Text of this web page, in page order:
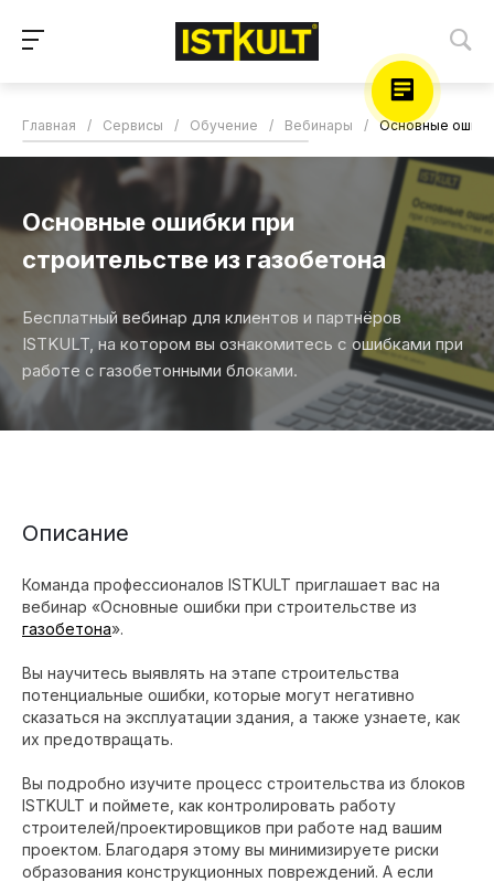
Главная / Сервисы / Обучение / Вебинары / Основные
Основные ошибки при
строительстве из газобетона
Бесплатный вебинар для клиентов и партнёров
ISTKULT, на котором вы ознакомитесь с ошибками при
работе с газобетонными блоками.
Описание
Команда профессионалов ISTKULT приглашает вас на
вебинар «Основные ошибки при строительстве из
газобетона».
Вы научитесь выявлять на этапе строительства
потенциальные ошибки, которые могут негативно
сказаться на эксплуатации здания, а также узнаете, как
их предотвращать.
Вы подробно изучите процесс строительства из блоков
ISTKULT и поймете, как контролировать работу
строителей/проектировщиков при работе над вашим
проектом. Благодаря этому вы минимизируете риски
образования конструкционных повреждений. А если